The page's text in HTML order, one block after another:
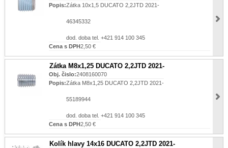
Popis:Zátka 10x1,5 DUCATO 2,2JTD 2021-
46345332
dod. doba tel. +421 914 100 345
Cena s DPH2,50 €
Zátka M8x1,25 DUCATO 2,2JTD 2021-
Obj. čislo:2408160070
Popis:Zátka M8x1,25 DUCATO 2,2JTD 2021-
55189944
dod. doba tel. +421 914 100 345
Cena s DPH2,50 €
Kolík hlavy 14x16 DUCATO 2,2JTD 2021-